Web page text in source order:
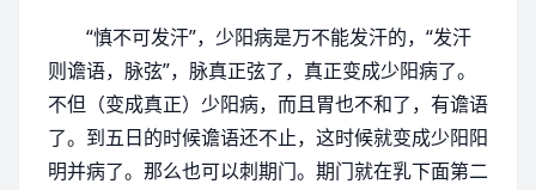
“慎不可发汗”，少阳病是万不能发汗的，“发汗
则谵语，脉弦”，脉真正弦了，真正变成少阳病了。
不但（变成真正）少阳病，而且胃也不和了，有谵语
了。到五日的时候谵语还不止，这时候就变成少阳阳
明并病了。那么也可以刺期门。期门就在乳下面第二